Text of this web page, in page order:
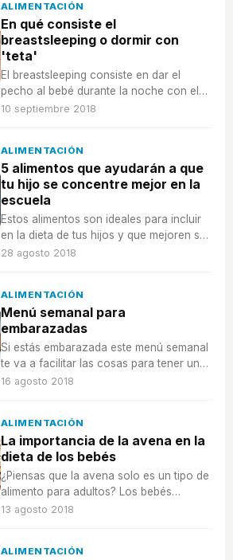
ALIMENTACIÓN
En qué consiste el
breastsleeping o dormir con
'teta'
El breastsleeping consiste en dar el
pecho al bebé durante la noche con el
fin de que concilie el sueño, ¿es buena
10 septiembre 2018
ALIMENTACIÓN
5 alimentos que ayudarán a que
tu hijo se concentre mejor en la
escuela
Estos alimentos son ideales para incluir
en la dieta de tus hijos y que mejoren su
concentración y atención al máximo.
28 agosto 2018
ALIMENTACIÓN
Menú semanal para
embarazadas
Si estás embarazada este menú semanal
te va a facilitar las cosas para tener una
alimentación saludable, ¡sin pensar
16 agosto 2018
ALIMENTACIÓN
La importancia de la avena en la
dieta de los bebés
¿Piensas que la avena solo es un tipo de
alimento para adultos? Los bebés
también pueden beneficiarse de ella.
13 agosto 2018
ALIMENTACIÓN